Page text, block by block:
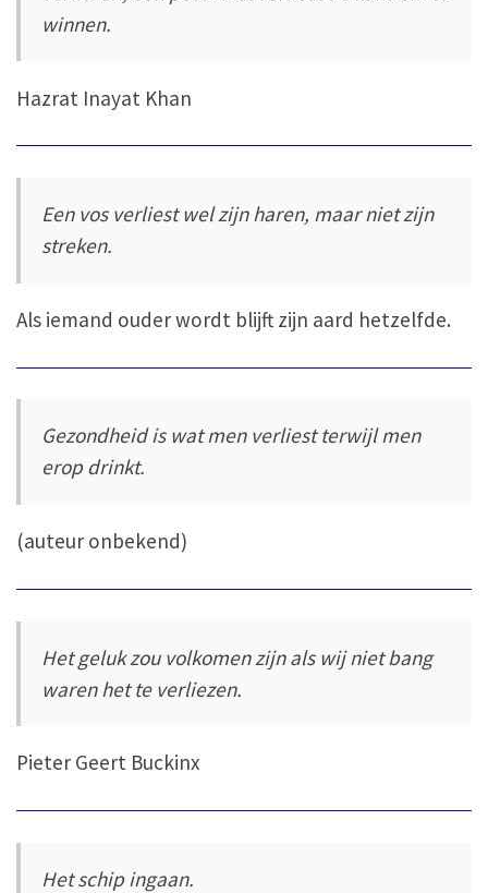
winnen.
Hazrat Inayat Khan
Een vos verliest wel zijn haren, maar niet zijn
streken.
Als iemand ouder wordt blijft zijn aard hetzelfde.
Gezondheid is wat men verliest terwijl men
erop drinkt.
(auteur onbekend)
Het geluk zou volkomen zijn als wij niet bang
waren het te verliezen.
Pieter Geert Buckinx
Het schip ingaan.